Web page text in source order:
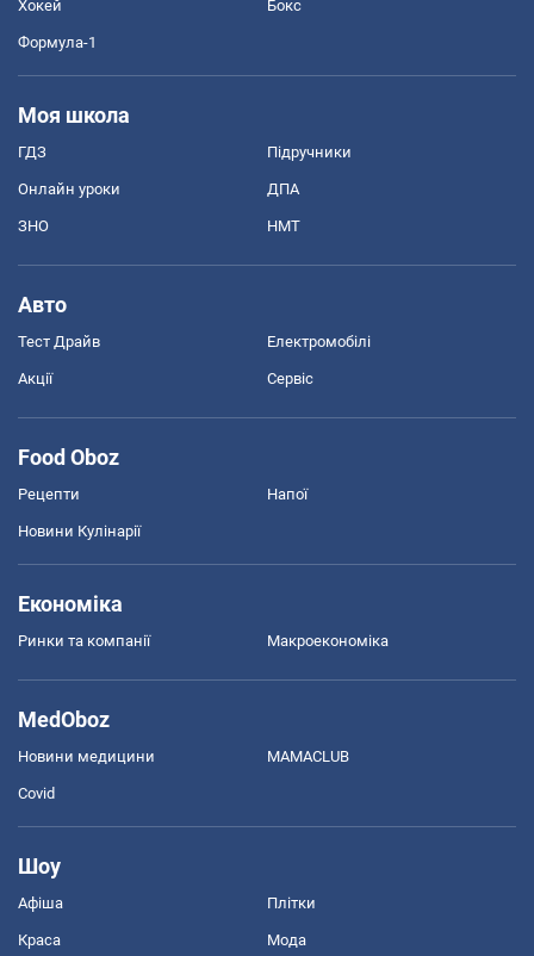
Хокей Бокс
Формула-1
Моя школа
ГДЗ Підручники
Онлайн уроки ДПА
ЗНО НМТ
Авто
Тест Драйв Електромобілі
Акції Сервіс
Food Oboz
Рецепти Напої
Новини Кулінарії
Економіка
Ринки та компанії Макроекономіка
MedOboz
Новини медицини MAMACLUB
Covid
Шоу
Афіша Плітки
Краса Мода